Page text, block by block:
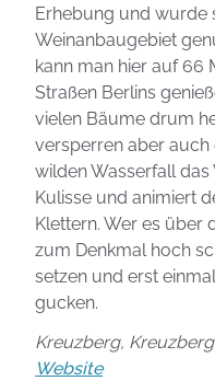
Erhebung und wurde
Weinanbaugebiet
kann man hier auf 66
Straßen Berlins
vielen Bäume drum
versperren aber auch
wilden Wasserfall
Kulisse und animiert
Klettern. Wer es über
zum Denkmal hoch
setzen und erst
gucken.
Kreuzberg,
Website